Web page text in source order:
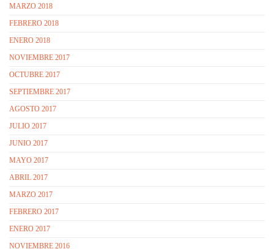
MARZO 2018
FEBRERO 2018
ENERO 2018
NOVIEMBRE 2017
OCTUBRE 2017
SEPTIEMBRE 2017
AGOSTO 2017
JULIO 2017
JUNIO 2017
MAYO 2017
ABRIL 2017
MARZO 2017
FEBRERO 2017
ENERO 2017
NOVIEMBRE 2016